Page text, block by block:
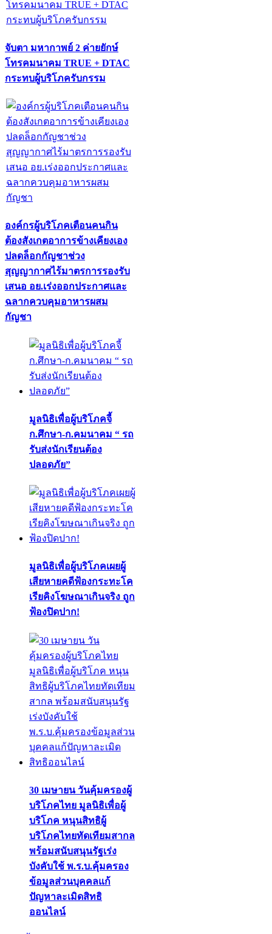
จับตา มหากาพย์ 2 ค่ายยักษ์
โทรคมนาคม TRUE + DTAC
กระทบผู้บริโภครับกรรม
องค์กรผู้บริโภคเตือนคนกิน
ต้องสังเกตอาการข้างเคียงเอง
ปลดล็อกกัญชาช่วง
สุญญากาศไร้มาตรการรองรับ
เสนอ อย.เร่งออกประกาศและ
ฉลากควบคุมอาหารผสม
กัญชา
มูลนิธิเพื่อผู้บริโภคจี้
ก.ศึกษา-ก.คมนาคม “ รถ
รับส่งนักเรียนต้อง
ปลอดภัย”
มูลนิธิเพื่อผู้บริโภคเผยผู้
เสียหายคดีฟ้องกระทะโค
เรียคิงโฆษณาเกินจริง ถูก
ฟ้องปิดปาก!
30 เมษายน วันคุ้มครองผู้
บริโภคไทย มูลนิธิเพื่อผู้
บริโภค หนุนสิทธิผู้
บริโภคไทยทัดเทียมสากล
พร้อมสนับสนุนรัฐเร่ง
บังคับใช้ พ.ร.บ.คุ้มครอง
ข้อมูลส่วนบุคคลแก้
ปัญหาละเมิดสิทธิ
ออนไลน์